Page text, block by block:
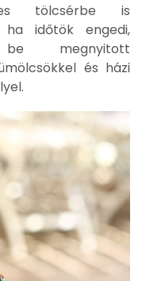
tölcsérbe is
időtök engedi,
megnyitott
és házi